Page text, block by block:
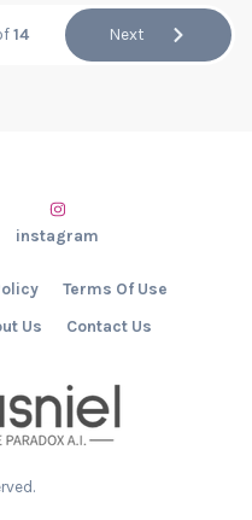
14 Next
Us Contact Us
Terms Of Use
instagram